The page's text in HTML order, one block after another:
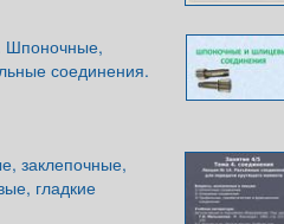
Шпоночные,
соединения.
заклепочные,
гладкие